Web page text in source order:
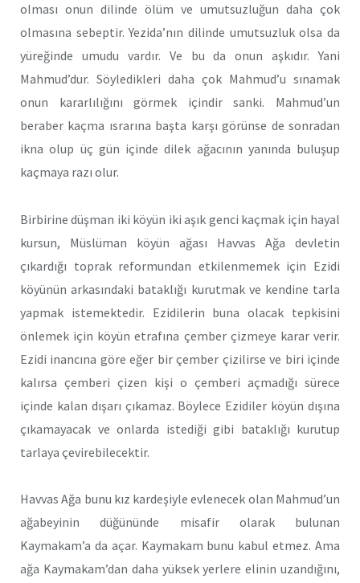
olması onun dilinde ölüm ve umutsuzluğun daha çok
olmasına sebeptir. Yezida’nın dilinde umutsuzluk olsa da
yüreğinde umudu vardır. Ve bu da onun aşkıdır. Yani
Mahmud’dur. Söyledikleri daha çok Mahmud’u sınamak
onun kararlılığını görmek içindir sanki. Mahmud’un
beraber kaçma ısrarına başta karşı görünse de sonradan
ikna olup üç gün içinde dilek ağacının yanında buluşup
kaçmaya razı olur.
Birbirine düşman iki köyün iki aşık genci kaçmak için hayal
kursun, Müslüman köyün ağası Havvas Ağa devletin
çıkardığı toprak reformundan etkilenmemek için Ezidi
köyünün arkasındaki bataklığı kurutmak ve kendine tarla
yapmak istemektedir. Ezidilerin buna olacak tepkisini
önlemek için köyün etrafına çember çizmeye karar verir.
Ezidi inancına göre eğer bir çember çizilirse ve biri içinde
kalırsa çemberi çizen kişi o çemberi açmadığı sürece
içinde kalan dışarı çıkamaz. Böylece Ezidiler köyün dışına
çıkamayacak ve onlarda istediği gibi bataklığı kurutup
tarlaya çevirebilecektir.
Havvas Ağa bunu kız kardeşiyle evlenecek olan Mahmud’un
ağabeyinin düğününde misafir olarak bulunan
Kaymakam’a da açar. Kaymakam bunu kabul etmez. Ama
ağa Kaymakam’dan daha yüksek yerlere elinin uzandığını,